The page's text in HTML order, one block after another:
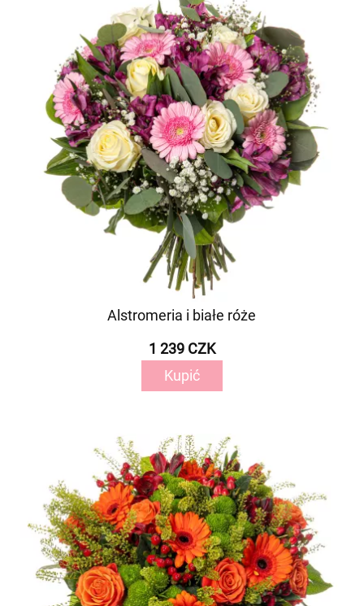
Alstromeria i białe róże
1 239 CZK
Kupić